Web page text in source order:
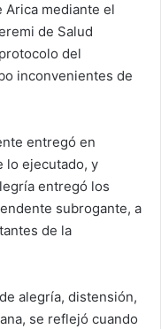
Arica mediante el
de Salud
del
inconvenientes de
entregó en
lo ejecutado, y
entregó los
subrogante, a
de la
alegría, distensión,
se reflejó cuando